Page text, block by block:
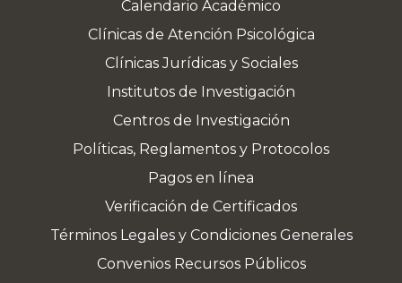
Calendario Académico
Clínicas de Atención Psicológica
Clínicas Jurídicas y Sociales
Institutos de Investigación
Centros de Investigación
Políticas, Reglamentos y Protocolos
Pagos en línea
Verificación de Certificados
Términos Legales y Condiciones Generales
Convenios Recursos Públicos